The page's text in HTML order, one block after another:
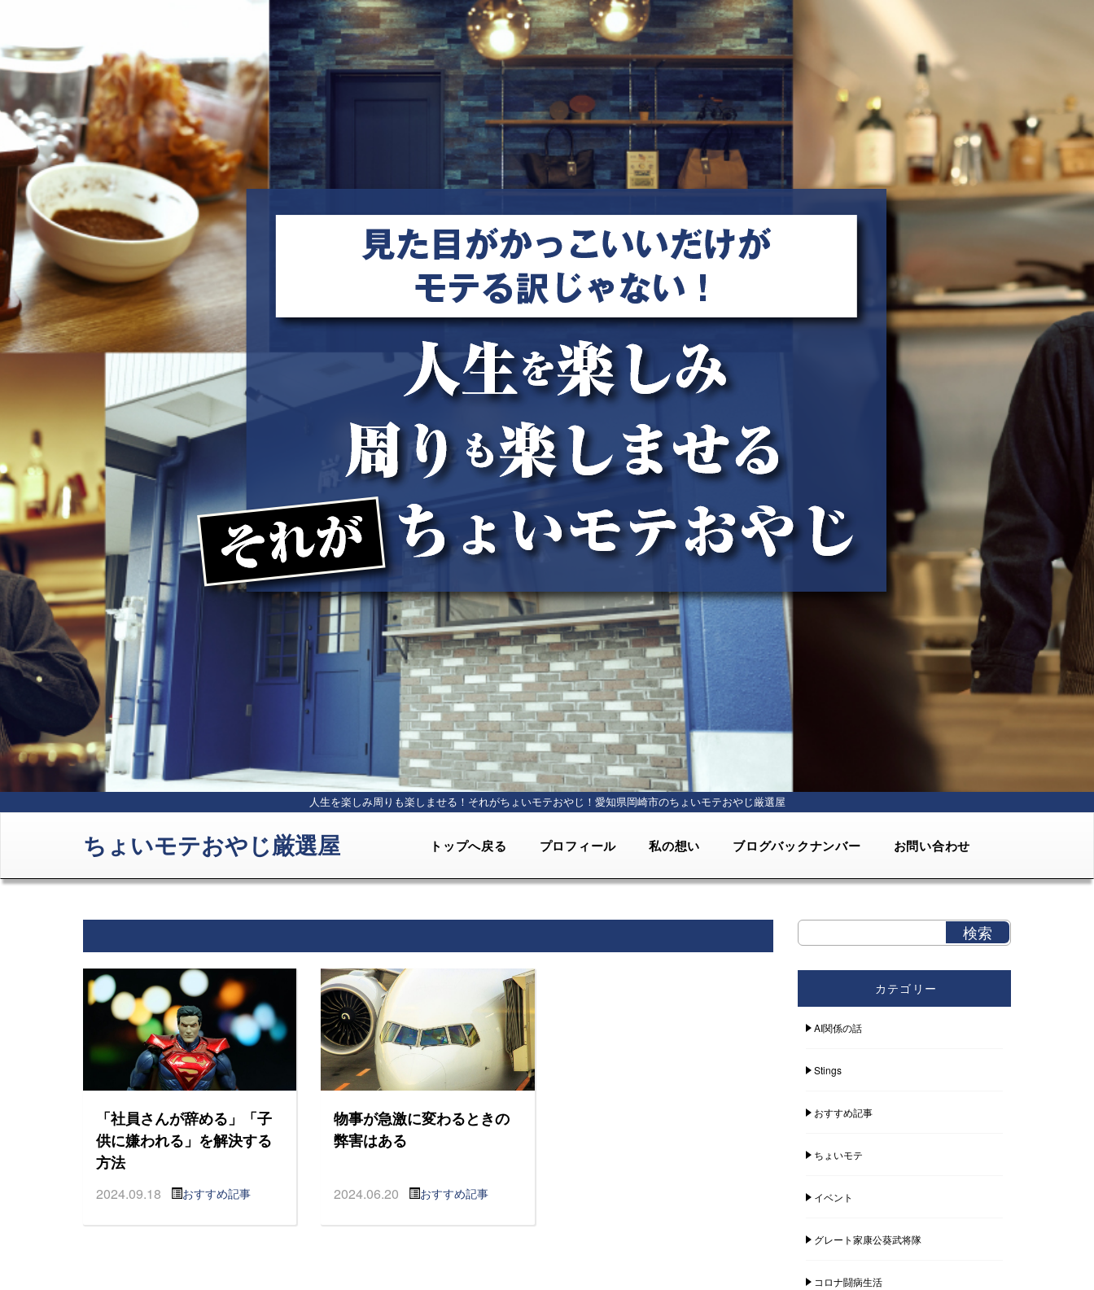
人生を楽しみ周りも楽しませる！それがちょいモテおやじ！ 愛知県岡崎市のちょいモテおやじ厳選屋
ちょいモテおやじ厳選屋 トップへ戻る プロフィール 私の想い ブログバックナンバー お問い合わせ
「社員さんが辞める」「子
供に嫌われる」を解決する
方法
2024.09.18 おすすめ記事
物事が急激に変わるときの
弊害はある
2024.06.20 おすすめ記事
カテゴリー
AI関係の話
Stings
おすすめ記事
ちょいモテ
イベント
グレート家康公葵武将隊
コロナ闘病生活